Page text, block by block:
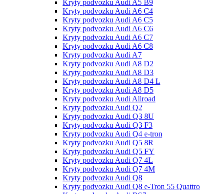
Kryty podvozku Audi A5 B9
Kryty podvozku Audi A6 C4
Kryty podvozku Audi A6 C5
Kryty podvozku Audi A6 C6
Kryty podvozku Audi A6 C7
Kryty podvozku Audi A6 C8
Kryty podvozku Audi A7
Kryty podvozku Audi A8 D2
Kryty podvozku Audi A8 D3
Kryty podvozku Audi A8 D4 L
Kryty podvozku Audi A8 D5
Kryty podvozku Audi Allroad
Kryty podvozku Audi Q2
Kryty podvozku Audi Q3 8U
Kryty podvozku Audi Q3 F3
Kryty podvozku Audi Q4 e-tron
Kryty podvozku Audi Q5 8R
Kryty podvozku Audi Q5 FY
Kryty podvozku Audi Q7 4L
Kryty podvozku Audi Q7 4M
Kryty podvozku Audi Q8
Kryty podvozku Audi Q8 e-Tron 55 Quattro